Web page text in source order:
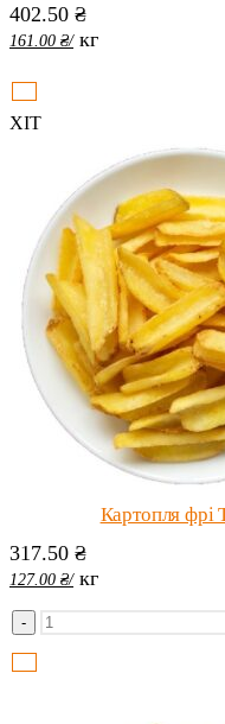
402.50 ₴
161.00 ₴/ кг
ХІТ
Картопля
317.50 ₴
127.00 ₴/ кг
-